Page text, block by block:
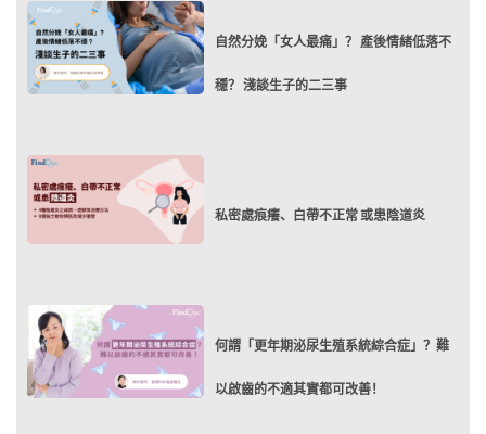
自然分娩「女人最痛」？ 產後情緒低落不
穩？ 淺談生子的二三事
私密處痕癢、白帶不正常 或患陰道炎
何謂「更年期泌尿生殖系統綜合症」？難
以啟齒的不適其實都可改善！